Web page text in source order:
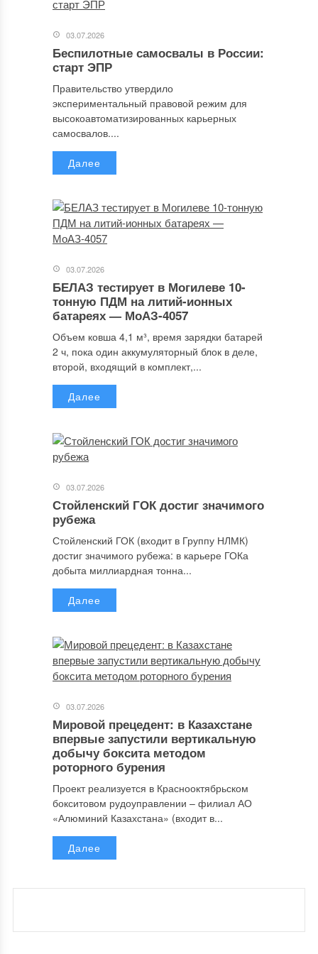
03.07.2026
Беспилотные самосвалы в России:
старт ЭПР
Правительство утвердило
экспериментальный правовой режим для
высокоавтоматизированных карьерных
самосвалов....
Далее
03.07.2026
БЕЛАЗ тестирует в Могилеве 10-
тонную ПДМ на литий-ионных
батареях — МоАЗ-4057
Объем ковша 4,1 м³, время зарядки батарей
2 ч, пока один аккумуляторный блок в деле,
второй, входящий в комплект,...
Далее
03.07.2026
Стойленский ГОК достиг значимого
рубежа
Стойленский ГОК (входит в Группу НЛМК)
достиг значимого рубежа: в карьере ГОКа
добыта миллиардная тонна...
Далее
03.07.2026
Мировой прецедент: в Казахстане
впервые запустили вертикальную
добычу боксита методом
роторного бурения
Проект реализуется в Краснооктябрьском
бокситовом рудоуправлении – филиал АО
«Алюминий Казахстана» (входит в...
Далее